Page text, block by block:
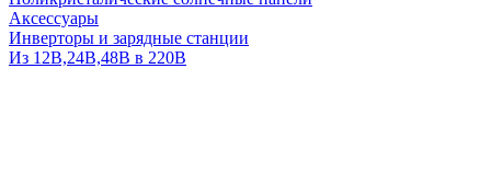
Аксессуары
Инверторы и зарядные станции
Из 12В,24В,48В в 220В